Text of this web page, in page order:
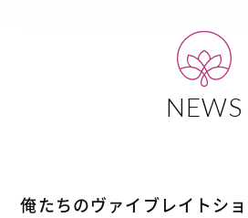
NEWS
俺たちのヴァイブレイトシ